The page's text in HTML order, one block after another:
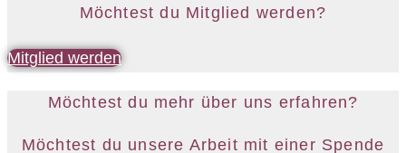
Möchtest du Mitglied werden?
Mitglied werden
Möchtest du mehr über uns erfahren?
Möchtest du unsere Arbeit mit einer Spende